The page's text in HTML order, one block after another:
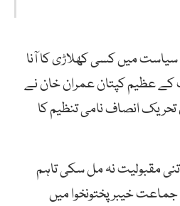
میں کسی کھلاڑی کا آنا
کے عظیم کپتان عمران خان نے
تحریک انصاف نامی تنظیم کا
مقبولیت نہ مل سکی تاہم
یہ جماعت خیبرپختونخوا میں